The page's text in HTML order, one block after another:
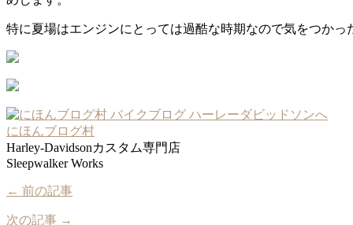
特に夏場はエンジンにとっては過酷な時期なので気をつかっ
にほんブログ村
Harley-Davidsonカスタム専門店
Sleepwalker Works
← 前の記事
次の記事 →